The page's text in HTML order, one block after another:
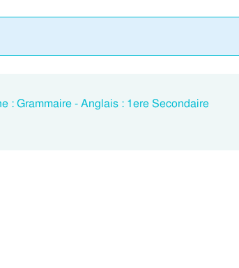
: Grammaire - Anglais : 1ere Secondaire